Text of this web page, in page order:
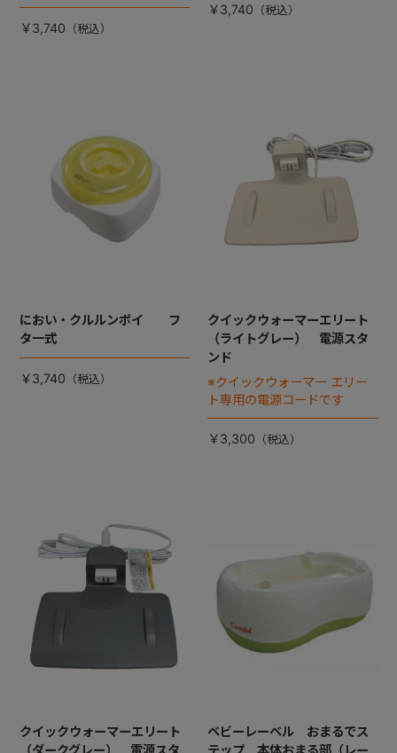
￥3,740
￥3,740
におい・クルルンポイ フ
タ一式
￥3,740
クイックウォーマーエリート
（ライトグレー） 電源スタ
ンド
※クイックウォーマー エリー
ト専用の電源コードです
￥3,300
クイックウォーマーエリート
（ダークグレー） 電源スタ
ベビーレーベル おまるでス
テップ 本体おまる部（レー